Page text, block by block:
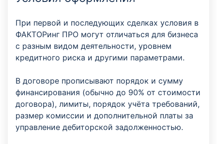
При первой и последующих сделках условия в
ФАКТОРинг ПРО могут отличаться для бизнеса
с разным видом деятельности, уровнем
кредитного риска и другими параметрами.
В договоре прописывают порядок и сумму
финансирования (обычно до 90% от стоимости
договора), лимиты, порядок учёта требований,
размер комиссии и дополнительной платы за
управление дебиторской задолженностью.